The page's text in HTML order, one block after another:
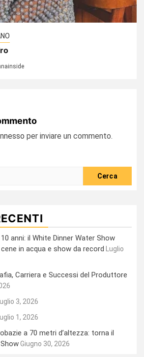
per inviare un commento.
anni: il White Dinner Water Show
in acqua e show da record
Luglio
Carriera e Successi del Produttore
Luglio 3, 2026
Luglio 1, 2026
a 70 metri d’altezza: torna il
Giugno 30, 2026